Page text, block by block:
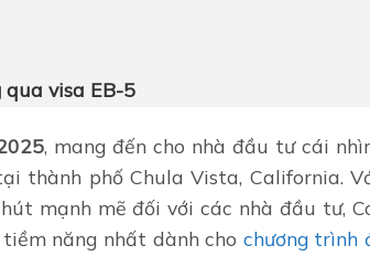
visa EB-5
, mang đến cho nhà đầu tư cái
thành phố Chula Vista, California.
mạnh mẽ đối với các nhà đầu tư,
năng nhất dành cho chương trình